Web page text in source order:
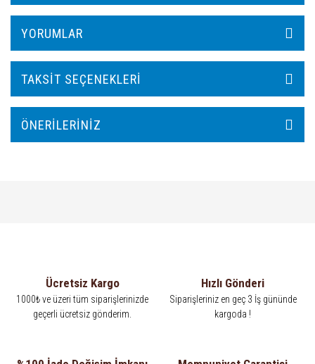
YORUMLAR
TAKSIT SEÇENEKLERI
ÖNERILERINIZ
Ücretsiz Kargo
1000₺ ve üzeri tüm siparişlerinizde
geçerli ücretsiz gönderim.
Hızlı Gönderi
Siparişleriniz en geç 3 İş gününde
kargoda !